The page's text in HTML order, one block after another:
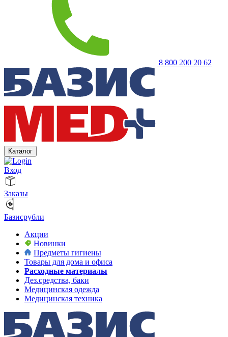
8 800 200 20 62
Каталог
Вход
Заказы
Базисрубли
Акции
Новинки
Предметы гигиены
Товары для дома и офиса
Расходные материалы
Дез.средства, баки
Медицинская одежда
Медицинская техника